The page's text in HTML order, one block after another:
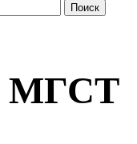
Поиск
МГСТ